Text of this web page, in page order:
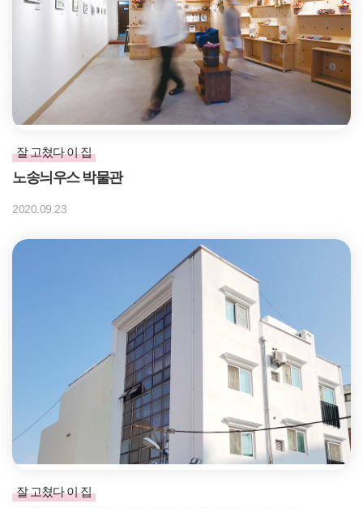
잘 고쳤다 이 집
노송늬우스 박물관
2020.09.23
잘 고쳤다 이 집